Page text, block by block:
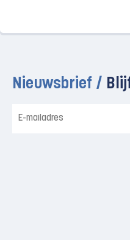
Nieuwsbrief /
mailadres